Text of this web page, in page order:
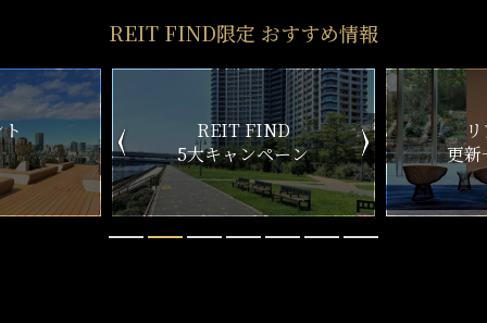
REIT FIND限定 おすすめ情報
REIT FIND
5大キャンペーン
更新